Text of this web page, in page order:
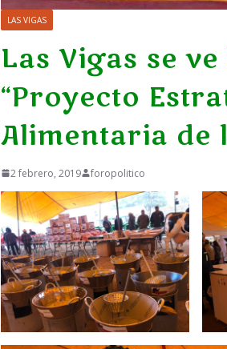
LAS VIGAS
Las Vigas se
“Proyecto
Alimentaria de
2 febrero, 2019 foropolitico